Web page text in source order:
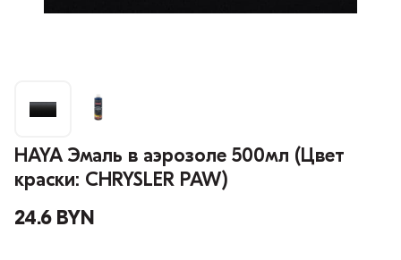
HAYA Эмаль в аэрозоле 500мл (Цвет
краски: CHRYSLER PAW)
24.6 BYN